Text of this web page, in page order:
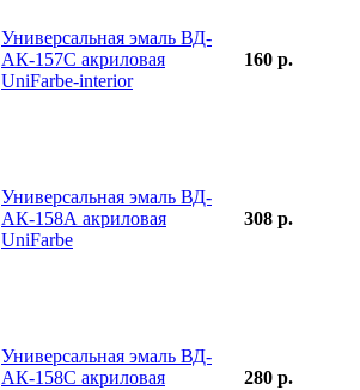
Универсальная эмаль ВД-
АК-157С акриловая
UniFarbe-interior
160 р.
Универсальная эмаль ВД-
АК-158А акриловая
UniFarbe
308 р.
Универсальная эмаль ВД-
АК-158С акриловая
280 р.